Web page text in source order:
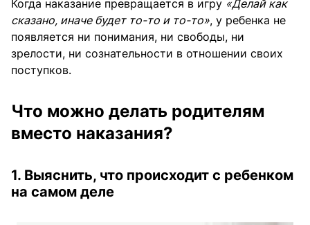
Когда наказание превращается в игру «Делай как
сказано, иначе будет то-то и то-то», у ребенка не
появляется ни понимания, ни свободы, ни
зрелости, ни сознательности в отношении своих
поступков.
Что можно делать родителям
вместо наказания?
1. Выяснить, что происходит с ребенком
на самом деле